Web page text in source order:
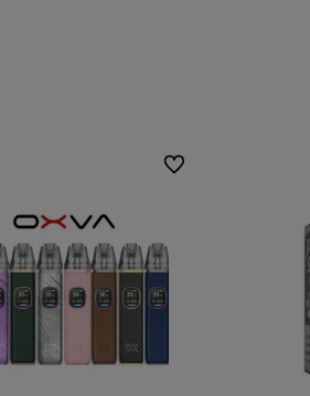
Do ulubionych